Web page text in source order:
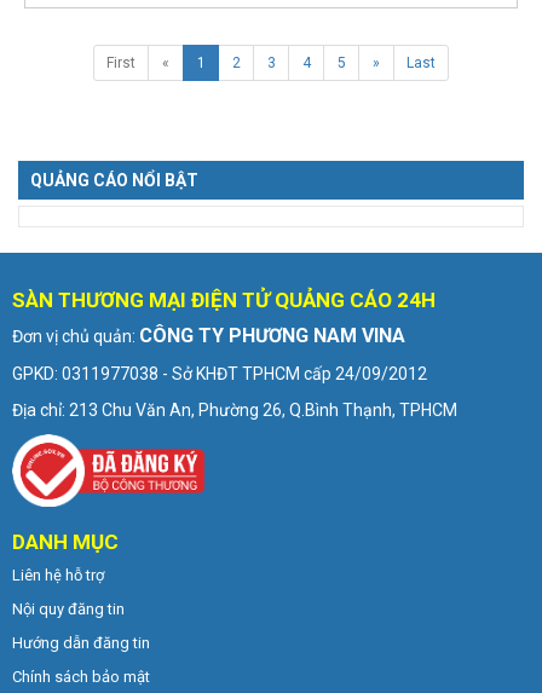
First « 1 2 3 4 5 » Last
QUẢNG CÁO NỔI BẬT
SÀN THƯƠNG MẠI ĐIỆN TỬ QUẢNG CÁO 24H
Đơn vị chủ quản: CÔNG TY PHƯƠNG NAM VINA
GPKD: 0311977038 - Sở KHĐT TPHCM cấp 24/09/2012
Địa chỉ: 213 Chu Văn An, Phường 26, Q.Bình Thạnh, TPHCM
DANH MỤC
Liên hệ hỗ trợ
Nội quy đăng tin
Hướng dẫn đăng tin
Chính sách bảo mật